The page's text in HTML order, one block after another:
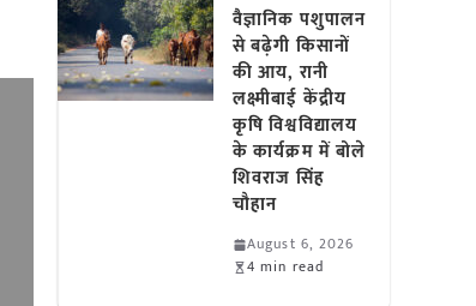
वैज्ञानिक पशुपालन
से बढ़ेगी किसानों
की आय, रानी
लक्ष्मीबाई केंद्रीय
कृषि विश्वविद्यालय
के कार्यक्रम में बोले
शिवराज सिंह
चौहान
August 6, 2026
4 min read